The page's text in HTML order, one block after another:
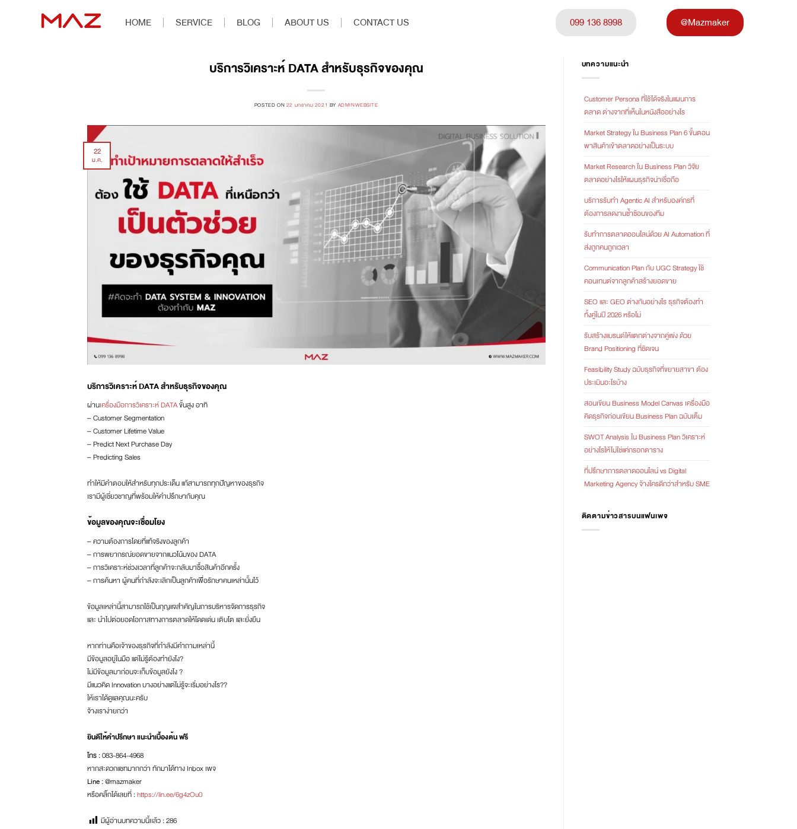
HOME SERVICE BLOG ABOUT US CONTACT US 099 136 8998 @Mazmaker
บริการวิเคราะห์ DATA สำหรับธุรกิจของคุณ
POSTED ON 22 มกราคม 2021 BY ADMINWEBSITE
22
ม.ค.
บริการวิเคราะห์ DATA สำหรับธุรกิจของคุณ
ผ่านเครื่องมือการวิเคราะห์ DATAขั้นสูง อาทิ
– Customer Segmentation
– Customer Lifetime Value
– Predict Next Purchase Day
– Predicting Sales
ทำให้มีคำตอบให้สำหรับทุกประเด็น แก้สามารถทุกปัญหาของธุรกิจ
เรามีผู้เชี่ยวชาญที่พร้อมให้คำปรึกษากับคุณ
ข้อมูลของคุณจะเชื่อมโยง
– ความต้องการโดยที่แท้จริงของลูกค้า
– การพยากรณ์ยอดขายจากแนวโน้มของ DATA
– การวิเคราะห์ช่วงเวลาที่ลูกค้าจะกลับมาซื้อสินค้าอีกครั้ง
– การค้นหา ผู้คนที่กำลังจะเลิกเป็นลูกค้าเพื่อรักษาคนเหล่านั้นไว้
ข้อมูลเหล่านี้สามารถใช้เป็นกุญแจสำคัญในการบริหารจัดการธุรกิจ
และ นำไปต่อยอดโอกาสทางการตลาดให้โดดเด่น เติบโต และยั่งยืน
หากท่านคือเจ้าของธุรกิจที่กำลังมีคำถามเหล่านี้
มีข้อมูลอยู่ในมือ แต่ไม่รู้ต้องทำยังไง?
ไม่มีข้อมูลมาก่อนจะเก็บข้อมูลยังไง ?
มีแนวคิด Innovation บางอย่างแต่ไม่รู้จะเริ่มอย่างไร??
ให้เราได้ดูแลคุณนะครับ
จ้างเราง่ายกว่า
ยินดีให้คำปรึกษา แนะนำเบื้องต้น ฟรี
โทร :083-864-4968
หากสะดวกแชทมากกว่า ทักมาได้ทาง Inbox เพจ
Line :@mazmaker
หรือคลิ๊กได้เลยที่ :https://lin.ee/6g4zOu0
มีผู้อ่านบทความนี้เเล้ว :286
บทความแนะนำ
Customer Persona ที่ใช้ได้จริงในแผนการ
ตลาด ต่างจากที่เห็นในหนังสืออย่างไร
Market Strategy ใน Business Plan 6 ขั้นตอน
พาสินค้าเข้าตลาดอย่างเป็นระบบ
Market Research ใน Business Plan วิจัย
ตลาดอย่างไรให้แผนธุรกิจน่าเชื่อถือ
บริการรับทำ Agentic AI สำหรับองค์กรที่
ต้องการลดงานซ้ำซ้อนของทีม
รับทำการตลาดออนไลน์ด้วย AI Automation ที่
ส่งถูกคนถูกเวลา
Communication Plan กับ UGC Strategy ใช้
คอนเทนต์จากลูกค้าสร้างยอดขาย
SEO และ GEO ต่างกันอย่างไร ธุรกิจต้องทำ
ทั้งคู่ในปี 2026 หรือไม่
รับสร้างแบรนด์ให้แตกต่างจากคู่แข่ง ด้วย
Brand Positioning ที่ชัดเจน
Feasibility Study ฉบับธุรกิจที่ขยายสาขา ต้อง
ประเมินอะไรบ้าง
สอนเขียน Business Model Canvas เครื่องมือ
คิดธุรกิจก่อนเขียน Business Plan ฉบับเต็ม
SWOT Analysis ใน Business Plan วิเคราะห์
อย่างไรให้ไม่ใช่แค่กรอกตาราง
ที่ปรึกษาการตลาดออนไลน์ vs Digital
Marketing Agency จ้างใครดีกว่าสำหรับ SME
ติดตามข่าวสารบนแฟนเพจ